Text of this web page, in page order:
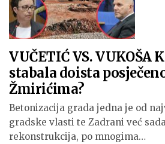
VUČETIĆ VS. VUKOŠA
stabala doista
Žmirićima?
Betonizacija grada jedna je od
gradske vlasti te Zadrani već
rekonstrukcija, po mnogima…